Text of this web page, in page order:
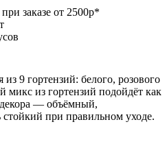
заказе от 2500р*
9 гортензий: белого, розового
микс из гортензий подойдёт как
декора — объёмный,
при правильном уходе.